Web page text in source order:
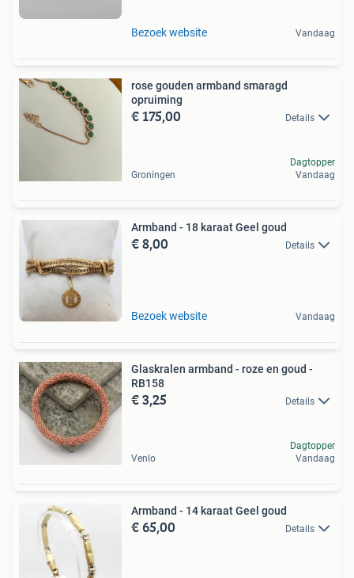
Bezoek website Vandaag
rose gouden armband smaragd
opruiming
€ 175,00 Details
Groningen
Dagtopper
Vandaag
Armband - 18 karaat Geel goud
€ 8,00 Details
Bezoek website Vandaag
Glaskralen armband - roze en goud -
RB158
€ 3,25 Details
Venlo
Dagtopper
Vandaag
Armband - 14 karaat Geel goud
€ 65,00 Details